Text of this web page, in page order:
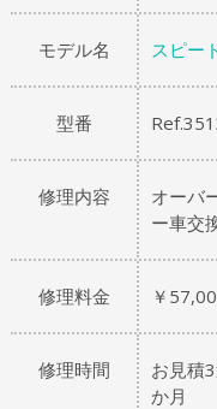
モデル名 スピー
型番
修理内容
オーバ
ー車交
修理料金 ￥
修理時間
お見積
か月